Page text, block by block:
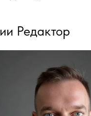
Редактор